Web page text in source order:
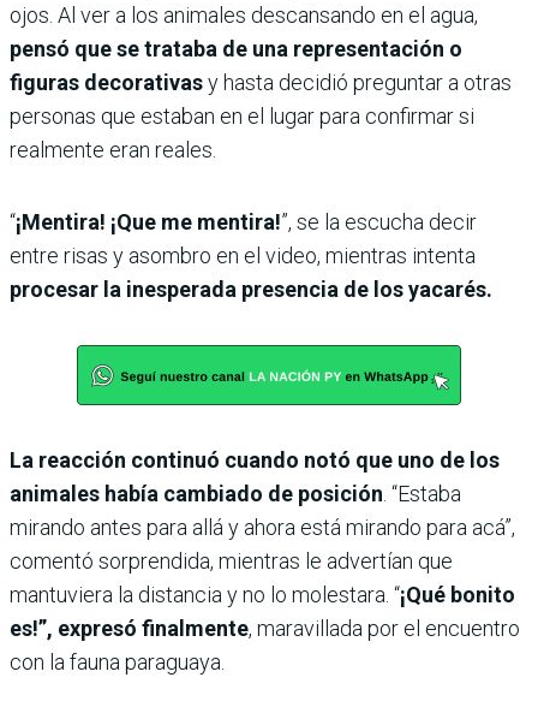
ojos. Al ver a los animales descansando en el agua,
pensó que se trataba de una representación o
figuras decorativasy hasta decidió preguntar a otras
personas que estaban en el lugar para confirmar si
realmente eran reales.
“¡Mentira! ¡Que me mentira!”, se la escucha decir
entre risas y asombro en el video, mientras intenta
procesar la inesperada presencia de los yacarés.
La reacción continuó cuando notó que uno de los
animales había cambiado de posición . “Estaba
mirando antes para allá y ahora está mirando para acá”,
comentó sorprendida, mientras le advertían que
mantuviera la distancia y no lo molestara. “¡Qué bonito
es!”, expresó finalmente, maravillada por el encuentro
con la fauna paraguaya.